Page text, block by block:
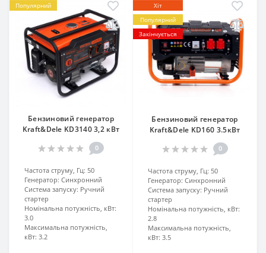
Популярний
Бензиновий генератор
Kraft&Dele KD3140 3,2 кВт
0
Частота струму, Гц: 50
Генератор: Синхронний
Система запуску: Ручний
стартер
Номінальна потужність, кВт:
3.0
Максимальна потужність,
кВт: 3.2
Хіт
Популярний
Закінчується
Бензиновий генератор
Kraft&Dele KD160 3.5кВт
0
Частота струму, Гц: 50
Генератор: Синхронний
Система запуску: Ручний
стартер
Номінальна потужність, кВт:
2.8
Максимальна потужність,
кВт: 3.5